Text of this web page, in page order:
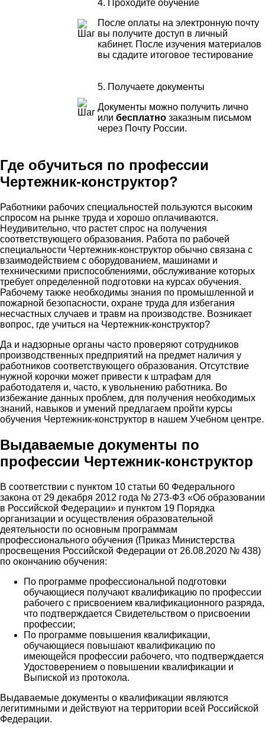
4. Проходите обучение
После оплаты на электронную почту
вы получите доступ в личный
кабинет. После изучения материалов
вы сдадите итоговое тестирование
5. Получаете документы
Документы можно получить лично
или бесплатно заказным письмом
через Почту России.
Где обучиться по профессии
Чертежник-конструктор?
Работники рабочих специальностей пользуются высоким
спросом на рынке труда и хорошо оплачиваются.
Неудивительно, что растет спрос на получения
соответствующего образования. Работа по рабочей
специальности Чертежник-конструктор обычно связана с
взаимодействием с оборудованием, машинами и
техническими приспособлениями, обслуживание которых
требует определенной подготовки на курсах обучения.
Рабочему также необходимы знания по промышленной и
пожарной безопасности, охране труда для избегания
несчастных случаев и травм на производстве. Возникает
вопрос, где учиться на Чертежник-конструктор?
Да и надзорные органы часто проверяют сотрудников
производственных предприятий на предмет наличия у
работников соответствующего образования. Отсутствие
нужной корочки может привести к штрафам для
работодателя и, часто, к увольнению работника. Во
избежание данных проблем, для получения необходимых
знаний, навыков и умений предлагаем пройти курсы
обучения Чертежник-конструктор в нашем Учебном центре.
Выдаваемые документы по
профессии Чертежник-конструктор
В соответствии с пунктом 10 статьи 60 Федерального
закона от 29 декабря 2012 года № 273-ФЗ «Об образовании
в Российской Федерации» и пунктом 19 Порядка
организации и осуществления образовательной
деятельности по основным программам
профессионального обучения (Приказ Министерства
просвещения Российской Федерации от 26.08.2020 № 438)
по окончанию обучения:
По программе профессиональной подготовки
обучающиеся получают квалификацию по профессии
рабочего с присвоением квалификационного разряда,
что подтверждается Свидетельством о присвоении
профессии;
По программе повышения квалификации,
обучающиеся повышают квалификацию по
имеющейся профессии рабочего, что подтверждается
Удостоверением о повышении квалификации и
Выпиской из протокола.
Выдаваемые документы о квалификации являются
легитимными и действуют на территории всей Российской
Федерации.